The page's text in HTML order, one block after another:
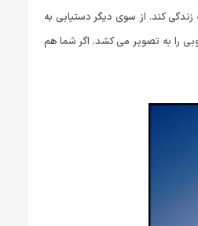
کند. از سوی دیگر دستیابی به
را به تصویر می کشد. اگر شما هم